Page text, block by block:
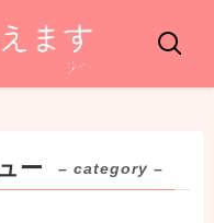
ー – category –